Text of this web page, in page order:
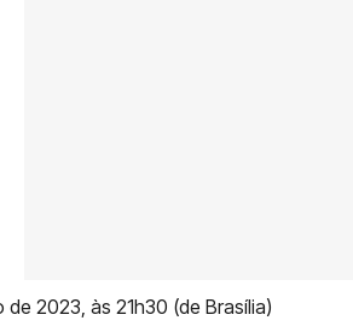
2023, às 21h30 (de Brasília)